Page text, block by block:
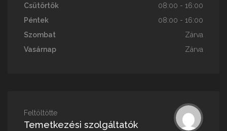
Csütörtök
08:00 - 16:00
Péntek
08:00 - 16:00
Szombat
Zárva
Vasárnap
Zárva
Feltöltötte
Temetkezési szolgáltatók